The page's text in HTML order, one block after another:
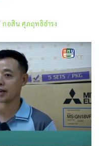
กอสิน ศุภฤทธิธำรง